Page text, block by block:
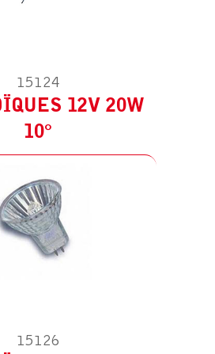
15124
12V 20W
10°
15126
POUR HS SPOT –
12V 20W 38°